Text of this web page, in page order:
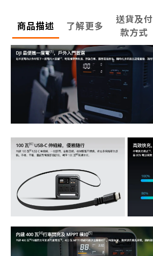
商品描述 了解更多
送貨及付
款方式